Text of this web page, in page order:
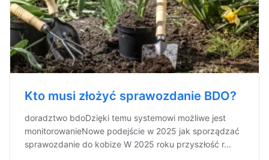
Kto musi złożyć sprawozdanie BDO?
doradztwo bdoDzięki temu systemowi możliwe jest
monitorowanieNowe podejście w 2025 jak sporządzać
sprawozdanie do kobize W 2025 roku przyszłość r...